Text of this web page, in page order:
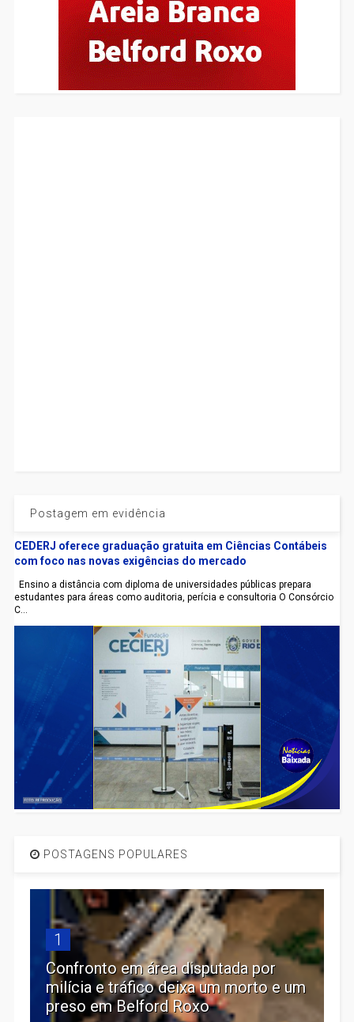
Postagem em evidência
CEDERJ oferece graduação gratuita em Ciências Contábeis
com foco nas novas exigências do mercado
Ensino a distância com diploma de universidades públicas prepara
estudantes para áreas como auditoria, perícia e consultoria O Consórcio
C...
POSTAGENS POPULARES
1
Confronto em área disputada por
milícia e tráfico deixa um morto e um
preso em Belford Roxo